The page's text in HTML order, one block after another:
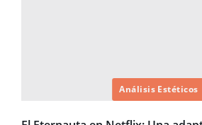
Análisis Estéticos